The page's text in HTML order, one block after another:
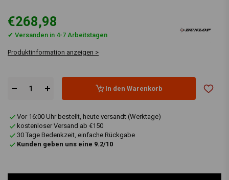
€268,98
✔ Versanden in 4-7 Arbeitstagen
Produktinformation anzeigen >
In den Warenkorb
Vor 16:00 Uhr bestellt, heute versandt (Werktage)
kostenloser Versand ab €150
30 Tage Bedenkzeit, einfache Rückgabe
Kunden geben uns eine 9.2/10